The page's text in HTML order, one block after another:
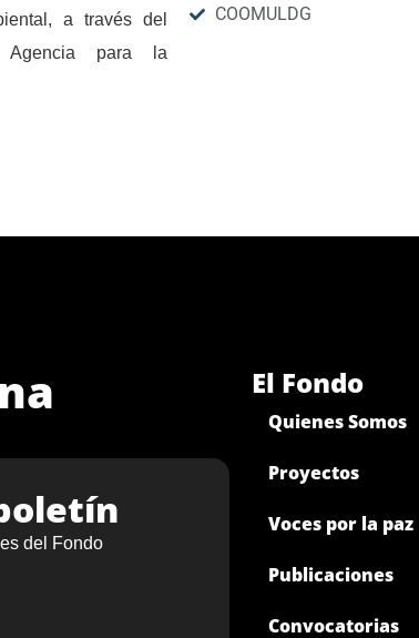
a través del
Agencia para la
COOMULDG
del Fondo
El Fondo
Quienes Somos
Proyectos
Voces por la paz
Publicaciones
Convocatorias